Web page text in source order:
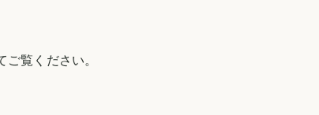
ご覧ください。